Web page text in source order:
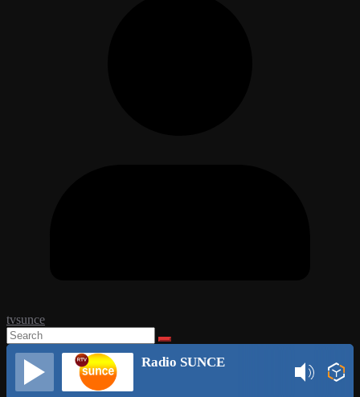
tvsunce
Radio SUNCE